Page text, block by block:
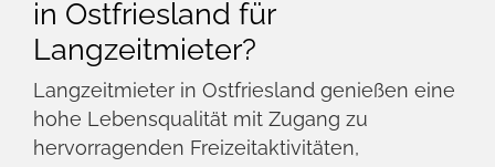
Die Suche nach der perfekten Langzeitmiete
kann eine Herausforderung sein, aber UpStay
Ferienwohnungen macht es Ihnen leicht.
Unsere benutzerfreundliche Website
ermöglicht es Ihnen, nach Ihren spezifischen
Kriterien zu filtern, einschließlich Standort,